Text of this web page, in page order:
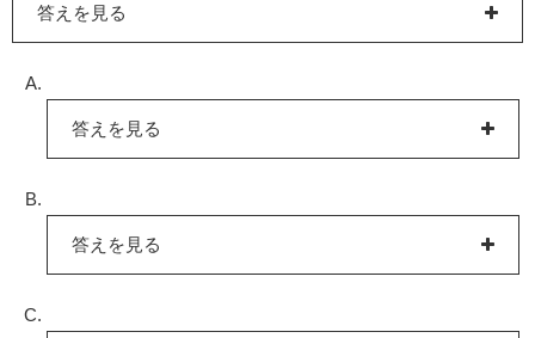
答えを見る
答えを見る
答えを見る